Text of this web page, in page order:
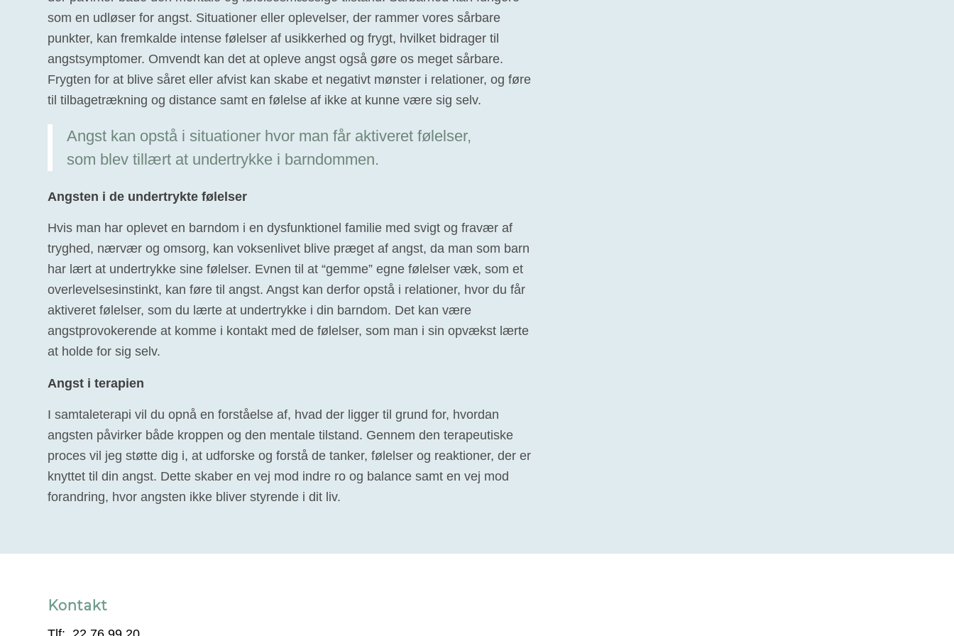
som en udløser for angst. Situationer eller oplevelser, der rammer vores sårbare
punkter, kan fremkalde intense følelser af usikkerhed og frygt, hvilket bidrager til
angstsymptomer. Omvendt kan det at opleve angst også gøre os meget sårbare.
Frygten for at blive såret eller afvist kan skabe et negativt mønster i relationer, og føre
til tilbagetrækning og distance samt en følelse af ikke at kunne være sig selv.
Angst kan opstå i situationer hvor man får aktiveret følelser,
som blev tillært at undertrykke i barndommen.
Angsten i de undertrykte følelser
Hvis man har oplevet en barndom i en dysfunktionel familie med svigt og fravær af
tryghed, nærvær og omsorg, kan voksenlivet blive præget af angst, da man som barn
har lært at undertrykke sine følelser. Evnen til at “gemme” egne følelser væk, som et
overlevelsesinstinkt, kan føre til angst. Angst kan derfor opstå i relationer, hvor du får
aktiveret følelser, som du lærte at undertrykke i din barndom. Det kan være
angstprovokerende at komme i kontakt med de følelser, som man i sin opvækst lærte
at holde for sig selv.
Angst i terapien
I samtaleterapi vil du opnå en forståelse af, hvad der ligger til grund for, hvordan
angsten påvirker både kroppen og den mentale tilstand. Gennem den terapeutiske
proces vil jeg støtte dig i, at udforske og forstå de tanker, følelser og reaktioner, der er
knyttet til din angst. Dette skaber en vej mod indre ro og balance samt en vej mod
forandring, hvor angsten ikke bliver styrende i dit liv.
Kontakt